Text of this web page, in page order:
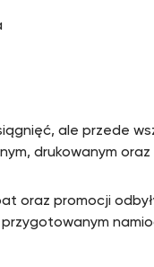
ale przede
drukowanym
oraz promocji